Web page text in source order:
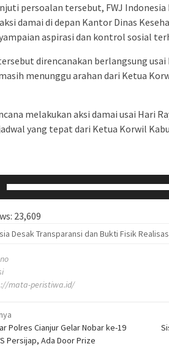
persoalan tersebut, FWJ
damai di depan Kantor Dinas
aspirasi dan kontrol sosial
direncanakan berlangsung usai
menunggu arahan dari Ketua
melakukan aksi damai usai Hari
yang tepat dari Ketua Korwil
23,609
Desak Transparansi dan Bukti Fisik
mata-peristiwa.id/
Polres Cianjur Gelar Nobar ke-19
Persijap, Ada Door Prize